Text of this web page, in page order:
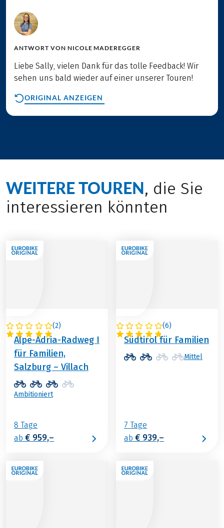
ANTWORT VON NICOLE MADEREGGER
Liebe Sally, vielen Dank für das tolle Feedback! Wir
sehen uns bald wieder auf einer unserer Touren!
ORIGINAL ANZEIGEN
WEITERE TOUREN, die Sie
interessieren könnten
(2)
ÖSTERREICH
Alpe-Adria-Radweg I
für Familien,
Salzburg – Villach
Ambitioniert
8 Tage
ab € 959,–
(6)
ITALIEN
Südtirol für Familien
Mittel
7 Tage
ab € 939,–